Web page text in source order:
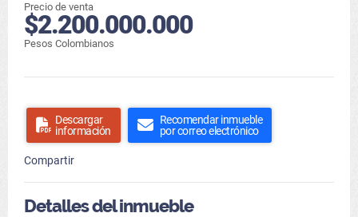
Precio de venta
$2.200.000.000
Pesos Colombianos
Descargar
información
Recomendar inmueble
por correo electrónico
Compartir
Detalles del inmueble